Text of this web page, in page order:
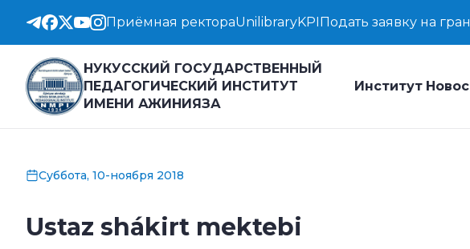
Приёмная ректораUnilibraryKPIПодать заявку на
НУКУССКИЙ ГОСУДАРСТВЕННЫЙ
ПЕДАГОГИЧЕСКИЙ ИНСТИТУТ
ИМЕНИ АЖИНИЯЗА
Институт
Суббота, 10-ноября 2018
Ustaz shákirt mektebi